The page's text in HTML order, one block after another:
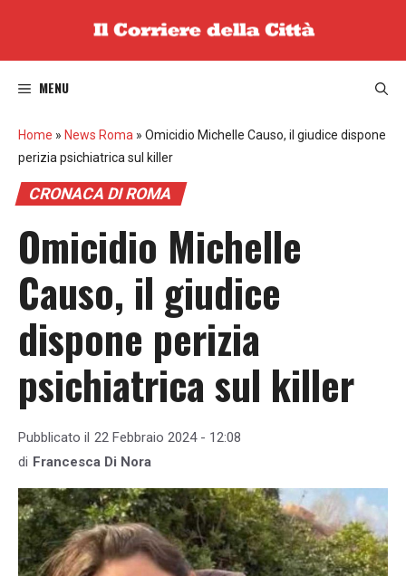
MENU
Home » News Roma » Omicidio Michelle Causo, il giudice dispone
perizia psichiatrica sul killer
CRONACA DI ROMA
Omicidio Michelle
Causo, il giudice
dispone perizia
psichiatrica sul killer
Pubblicato il 22 Febbraio 2024 - 12:08
di Francesca Di Nora